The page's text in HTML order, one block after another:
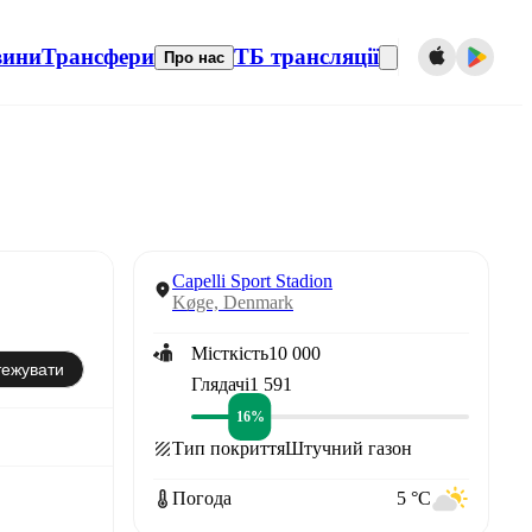
Трансфери Про нас ТБ трансляції
Capelli Sport Stadion
Køge, Denmark
Місткість10 000
Глядачі1 591
16%
Тип покриттяШтучний газон
Погода 5 °C